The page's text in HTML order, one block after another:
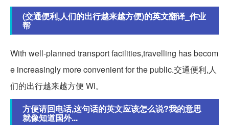
(交通便利,人们的出行越来越方便)的英文翻译_作业
帮
With well-planned transport facilities,travelling has becom
e increasingly more convenient for the public.交通便利,人
们的出行越来越方便 Wi。
方便请回电话,这句话的英文应该怎么说?我的意思
就像知道国外...